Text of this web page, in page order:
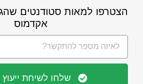
קראו עוד »
הצטרפו למאות סטודנטים
אקדמוס
שלחו לשיחת